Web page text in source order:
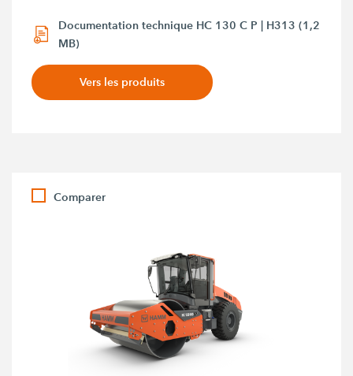
Documentation technique HC 130 C P | H313 (1,2
MB)
Vers les produits
Comparer